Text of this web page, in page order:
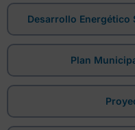
Desarrollo Energético
Plan